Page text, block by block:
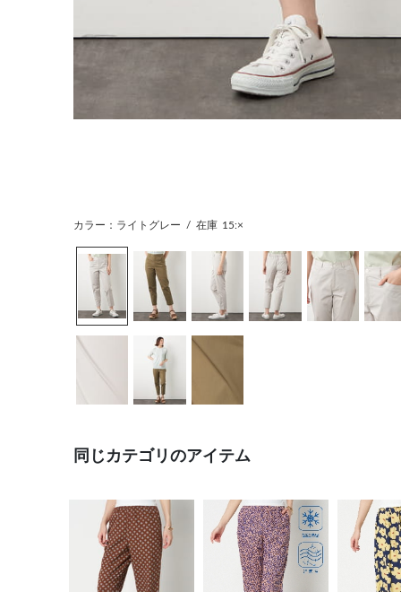
カラー：ライトグレー / 在庫 15:×
同じカテゴリのアイテム